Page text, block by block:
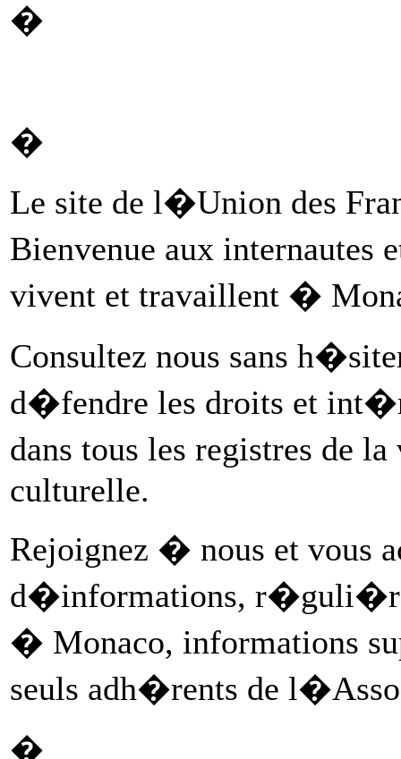
�
�
Le site de l�Union des
Bienvenue aux
vivent et travaillent �
Consultez nous sans
d�fendre les droits et
dans tous les registres de
culturelle.
Rejoignez � nous et vous
d�informations,
� Monaco, informations
seuls adh�rents de
�